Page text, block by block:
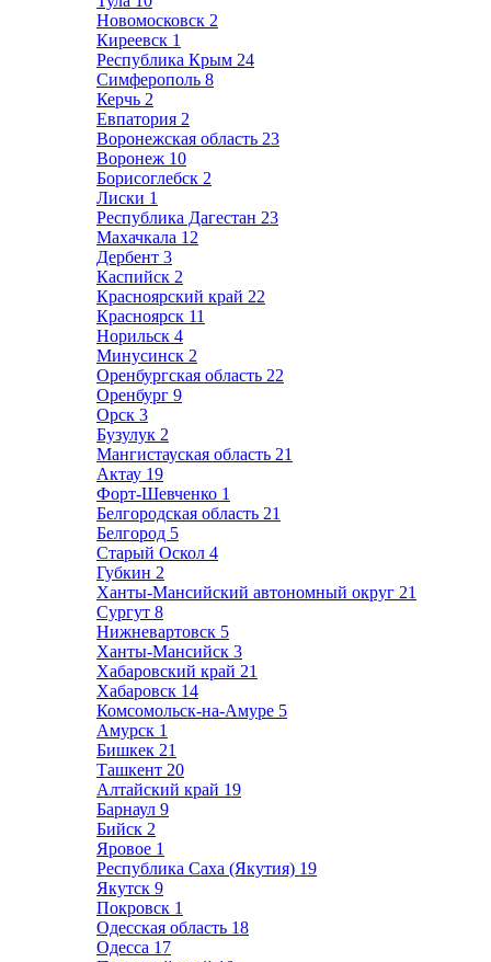
Новомосковск 2
Киреевск 1
Республика Крым 24
Симферополь 8
Керчь 2
Евпатория 2
Воронежская область 23
Воронеж 10
Борисоглебск 2
Лиски 1
Республика Дагестан 23
Махачкала 12
Дербент 3
Каспийск 2
Красноярский край 22
Красноярск 11
Норильск 4
Минусинск 2
Оренбургская область 22
Оренбург 9
Орск 3
Бузулук 2
Мангистауская область 21
Актау 19
Форт-Шевченко 1
Белгородская область 21
Белгород 5
Старый Оскол 4
Губкин 2
Ханты-Мансийский автономный округ 21
Сургут 8
Нижневартовск 5
Ханты-Мансийск 3
Хабаровский край 21
Хабаровск 14
Комсомольск-на-Амуре 5
Амурск 1
Бишкек 21
Ташкент 20
Алтайский край 19
Барнаул 9
Бийск 2
Яровое 1
Республика Саха (Якутия) 19
Якутск 9
Покровск 1
Одесская область 18
Одесса 17